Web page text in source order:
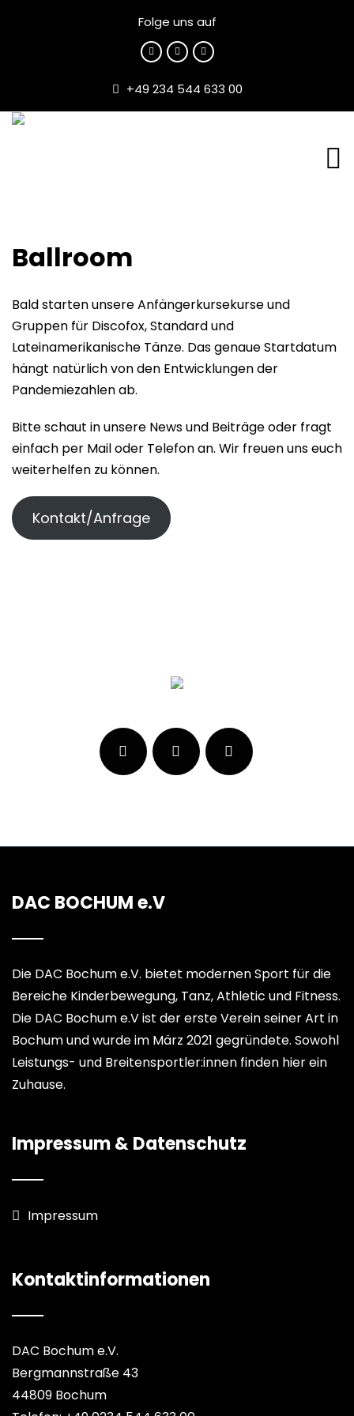
Folge uns auf
+49 234 544 633 00
Ballroom
Bald starten unsere Anfängerkursekurse und
Gruppen für Discofox, Standard und
Lateinamerikanische Tänze. Das genaue Startdatum
hängt natürlich von den Entwicklungen der
Pandemiezahlen ab.
Bitte schaut in unsere News und Beiträge oder fragt
einfach per Mail oder Telefon an. Wir freuen uns euch
weiterhelfen zu können.
Kontakt/Anfrage
DAC BOCHUM e.V
Die DAC Bochum e.V. bietet modernen Sport für die
Bereiche Kinderbewegung, Tanz, Athletic und Fitness.
Die DAC Bochum e.V ist der erste Verein seiner Art in
Bochum und wurde im März 2021 gegründete. Sowohl
Leistungs- und Breitensportler:innen finden hier ein
Zuhause.
Impressum & Datenschutz
Impressum
Kontaktinformationen
DAC Bochum e.V.
Bergmannstraße 43
44809 Bochum